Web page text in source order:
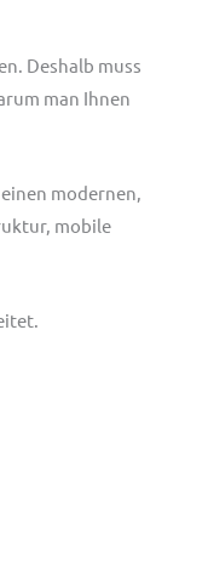
Deshalb muss
man Ihnen
modernen,
mobile